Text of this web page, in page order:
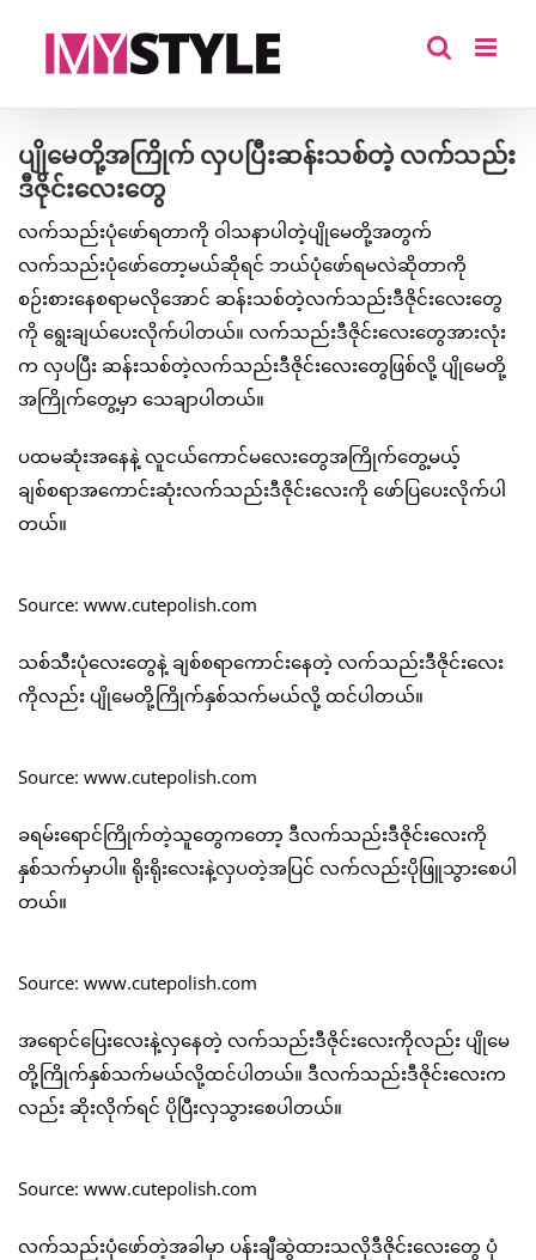
ပျိုမေတို့အကြိုက် လှပပြီးဆန်းသစ်တဲ့ လက်သည်း
ဒီဇိုင်းလေးတွေ
လက်သည်းပုံဖော်ရတာကို ဝါသနာပါတဲ့ပျိုမေတို့အတွက်
လက်သည်းပုံဖော်တော့မယ်ဆိုရင် ဘယ်ပုံဖော်ရမလဲဆိုတာကို
စဉ်းစားနေစရာမလိုအောင် ဆန်းသစ်တဲ့လက်သည်းဒီဇိုင်းလေးတွေ
ကို ရွေးချယ်ပေးလိုက်ပါတယ်။ လက်သည်းဒီဇိုင်းလေးတွေအားလုံး
က လှပပြီး ဆန်းသစ်တဲ့လက်သည်းဒီဇိုင်းလေးတွေဖြစ်လို့ ပျိုမေတို့
အကြိုက်တွေ့မှာ သေချာပါတယ်။
ပထမဆုံးအနေနဲ့ လူငယ်ကောင်မလေးတွေအကြိုက်တွေ့မယ့်
ချစ်စရာအကောင်းဆုံးလက်သည်းဒီဇိုင်းလေးကို ဖော်ပြပေးလိုက်ပါ
တယ်။
Source: www.cutepolish.com
သစ်သီးပုံလေးတွေနဲ့ ချစ်စရာကောင်းနေတဲ့ လက်သည်းဒီဇိုင်းလေး
ကိုလည်း ပျိုမေတို့ကြိုက်နှစ်သက်မယ်လို့ ထင်ပါတယ်။
Source: www.cutepolish.com
ခရမ်းရောင်ကြိုက်တဲ့သူတွေကတော့ ဒီလက်သည်းဒီဇိုင်းလေးကို
နှစ်သက်မှာပါ။ ရိုးရိုးလေးနဲ့လှပတဲ့အပြင် လက်လည်းပိုဖြူသွားစေပါ
တယ်။
Source: www.cutepolish.com
အရောင်ပြေးလေးနဲ့လှနေတဲ့ လက်သည်းဒီဇိုင်းလေးကိုလည်း ပျိုမေ
တို့ကြိုက်နှစ်သက်မယ်လို့ထင်ပါတယ်။ ဒီလက်သည်းဒီဇိုင်းလေးက
လည်း ဆိုးလိုက်ရင် ပိုပြီးလှသွားစေပါတယ်။
Source: www.cutepolish.com
လက်သည်းပုံဖော်တဲ့အခါမှာ ပန်းချီဆွဲထားသလိုဒီဇိုင်းလေးတွေ ပုံ